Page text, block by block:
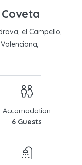
el Campello,
Accomodation
6 Guests